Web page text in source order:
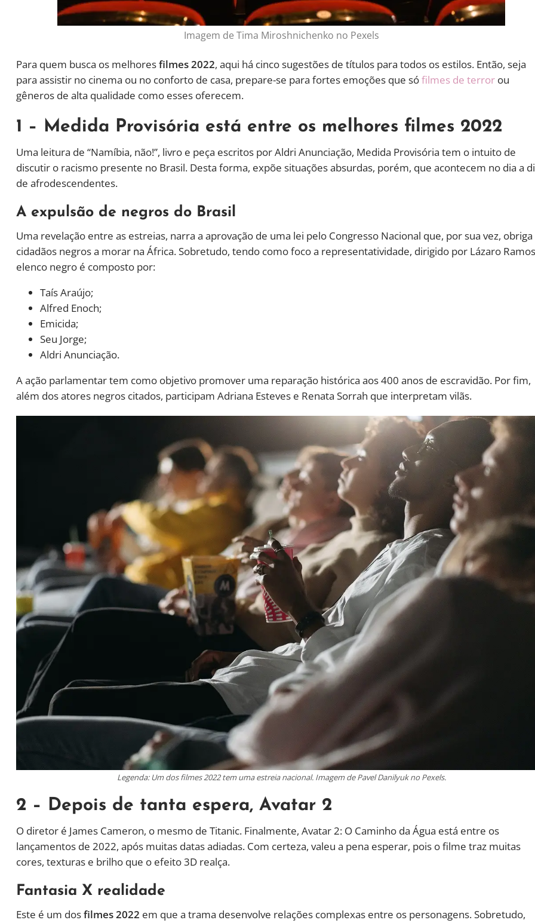
Imagem de Tima Miroshnichenko no Pexels
Para quem busca os melhoresfilmes 2022, aqui há cinco sugestões de títulos para todos os estilos. Então, seja
para assistir no cinema ou no conforto de casa, prepare-se para fortes emoções que sófilmes de terror ou
gêneros de alta qualidade como esses oferecem.
1 – Medida Provisória está entre os melhores filmes 2022
Uma leitura de “Namíbia, não!”, livro e peça escritos por Aldri Anunciação, Medida Provisória tem o intuito de
discutir o racismo presente no Brasil. Desta forma, expõe situações absurdas, porém, que acontecem no dia a
de afrodescendentes.
A expulsão de negros do Brasil
Uma revelação entre as estreias, narra a aprovação de uma lei pelo Congresso Nacional que, por sua vez, obriga
cidadãos negros a morar na África. Sobretudo, tendo como foco a representatividade, dirigido por Lázaro
elenco negro é composto por:
Taís Araújo;
Alfred Enoch;
Emicida;
Seu Jorge;
Aldri Anunciação.
A ação parlamentar tem como objetivo promover uma reparação histórica aos 400 anos de escravidão. Por fim,
além dos atores negros citados, participam Adriana Esteves e Renata Sorrah que interpretam vilãs.
Legenda: Um dos filmes 2022 tem uma estreia nacional. Imagem de Pavel Danilyuk no Pexels.
2 – Depois de tanta espera, Avatar 2
O diretor é James Cameron, o mesmo de Titanic. Finalmente, Avatar 2: O Caminho da Água está entre os
lançamentos de 2022, após muitas datas adiadas. Com certeza, valeu a pena esperar, pois o filme traz muitas
cores, texturas e brilho que o efeito 3D realça.
Fantasia X realidade
Este é um dosfilmes 2022 em que a trama desenvolve relações complexas entre os personagens. Sobretudo,